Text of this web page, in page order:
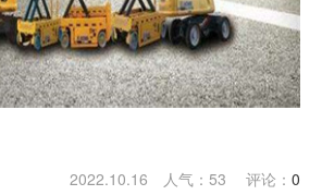
2022.10.16 人气： 53 评论： 0